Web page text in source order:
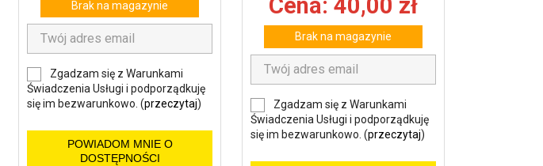
Brak na magazynie
Zgadzam się z Warunkami
Świadczenia Usługi i podporządkuję
się im bezwarunkowo. (przeczytaj)
POWIADOM MNIE O
DOSTĘPNOŚCI
Cena: 40,00 zł
Brak na magazynie
Zgadzam się z Warunkami
Świadczenia Usługi i podporządkuję
się im bezwarunkowo. (przeczytaj)